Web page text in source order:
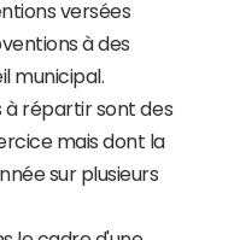
versées
à des
municipal.
à répartir sont des
mais dont la
sur plusieurs